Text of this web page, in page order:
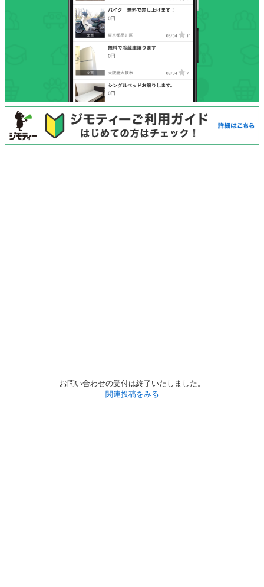
お問い合わせの受付は終了いたしました。
関連投稿をみる